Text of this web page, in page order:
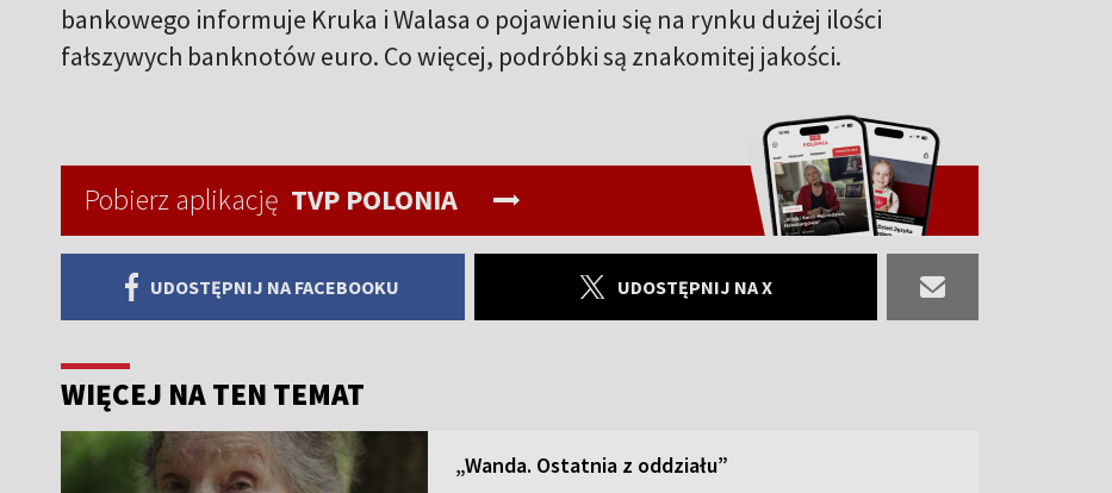
bankowego informuje Kruka i Walasa o pojawieniu się na rynku dużej ilości
fałszywych banknotów euro. Co więcej, podróbki są znakomitej jakości.
Pobierz aplikację TVP POLONIA
UDOSTĘPNIJ NA FACEBOOKU UDOSTĘPNIJ NA X
WIĘCEJ NA TEN TEMAT
„Wanda. Ostatnia z oddziału”